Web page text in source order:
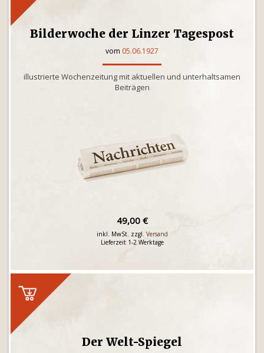
Bilderwoche der Linzer Tagespost
vom 05.06.1927
illustrierte Wochenzeitung mit aktuellen und unterhaltsamen
Beiträgen
49,00 €
inkl. MwSt. zzgl. Versand
Lieferzeit 1-2 Werktage
Der Welt-Spiegel